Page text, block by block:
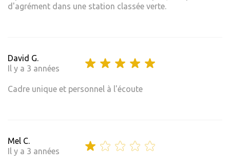
d'agrément dans une station classée verte.
David G.
Il y a 3 années
Cadre unique et personnel à l'écoute
Mel C.
Il y a 3 années